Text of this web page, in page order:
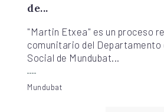
de...
"Martin Etxea" es un proceso
comunitario del Departamento
Social de Mundubat...
Mundubat